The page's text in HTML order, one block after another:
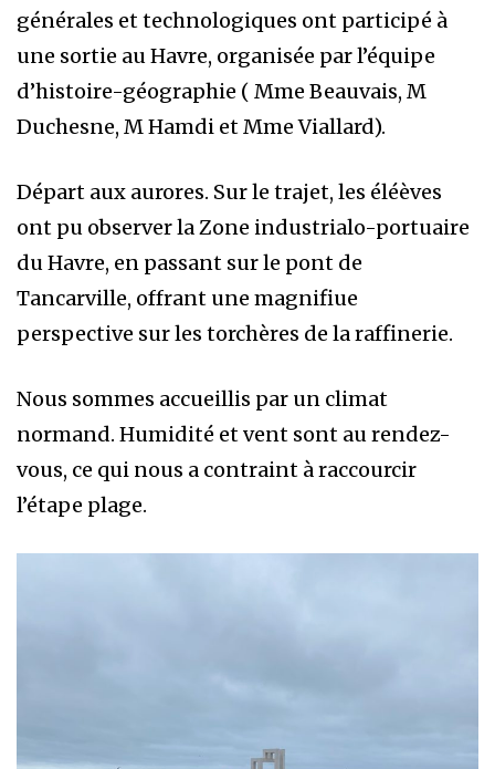
générales et technologiques ont participé à
une sortie au Havre, organisée par l’équipe
d’histoire-géographie ( Mme Beauvais, M
Duchesne, M Hamdi et Mme Viallard).
Départ aux aurores. Sur le trajet, les éléèves
ont pu observer la Zone industrialo-portuaire
du Havre, en passant sur le pont de
Tancarville, offrant une magnifiue
perspective sur les torchères de la raffinerie.
Nous sommes accueillis par un climat
normand. Humidité et vent sont au rendez-
vous, ce qui nous a contraint à raccourcir
l’étape plage.